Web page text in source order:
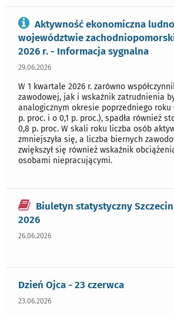
Aktywność ekonomiczna
województwie
2026 r. - Informacja sygnalna
29.06.2026
W 1 kwartale 2026 r. zarówno
zawodowej, jak i wskaźnik zatrudnienia
analogicznym okresie poprzedniego
p. proc. i o 0,1 p. proc.), spadła również
0,8 p. proc. W skali roku liczba osób
zmniejszyła się, a liczba biernych
zwiększył się również wskaźnik
osobami niepracującymi.
Biuletyn statystyczny
2026
26.06.2026
Dzień Ojca - 23 czerwca
23.06.2026